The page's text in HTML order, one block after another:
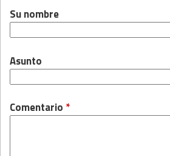
Su nombre
Asunto
Comentario *